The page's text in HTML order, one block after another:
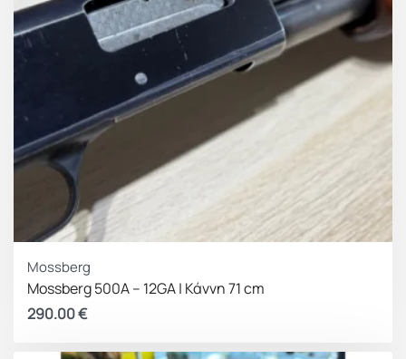
Mossberg
Mossberg 500A – 12GA | Κάννη 71 cm
290.00€